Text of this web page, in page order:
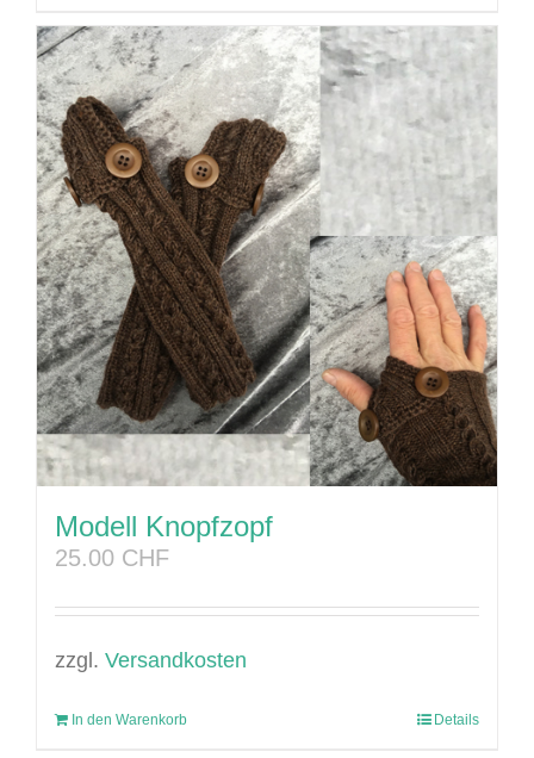
Modell Knopfzopf
25.00 CHF
zzgl. Versandkosten
In den Warenkorb Details